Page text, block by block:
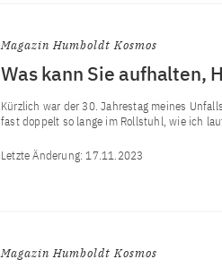
Magazin Humboldt Kosmos
Was kann Sie aufhalten,
Kürzlich war der 30. Jahrestag meines
fast doppelt so lange im Rollstuhl, wie ich
Letzte Änderung:17.11.2023
Magazin Humboldt Kosmos